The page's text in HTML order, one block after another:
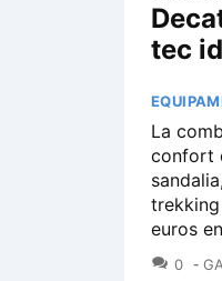
tec
La
confort
euros
0